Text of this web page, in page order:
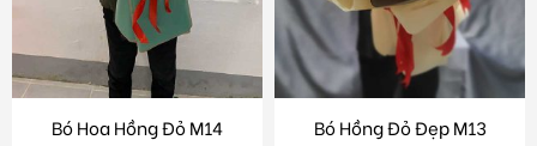
Bó Hoa Hồng Đỏ M14 Bó Hồng Đỏ Đẹp M13